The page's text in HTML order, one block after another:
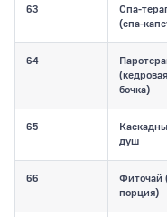
63
Спа-
(спа-
64
(кедровая
бочка)
65
душ
66
Фиточай
порция)